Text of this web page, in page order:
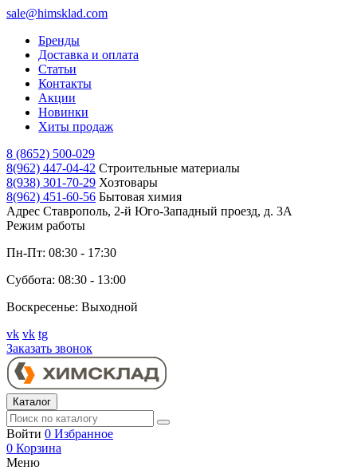
sale@himsklad.com
Бренды
Доставка и оплата
Статьи
Контакты
Акции
Новинки
Хиты продаж
8 (8652) 500-029
8(962) 447-04-42 Строительные материалы
8(938) 301-70-29 Хозтовары
8(962) 451-60-56 Бытовая химия
Адрес Ставрополь, 2-й Юго-Западный проезд, д. 3А
Режим работы
Пн-Пт: 08:30 - 17:30
Суббота: 08:30 - 13:00
Воскресенье: Выходной
vk vk tg
Заказать звонок
Каталог
Войти 0 Избранное
0 Корзина
Меню